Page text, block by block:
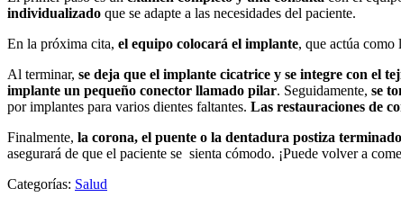
individualizado que se adapte a las necesidades del paciente.
En la próxima cita, el equipo colocará el implante, que actúa como
Al terminar, se deja que el implante cicatrice y se integre con el
implante un pequeño conector llamado pilar. Seguidamente, se
por implantes para varios dientes faltantes. Las restauraciones de
Finalmente, la corona, el puente o la dentadura postiza
asegurará de que el paciente se sienta cómodo. ¡Puede volver a
Categorías: Salud